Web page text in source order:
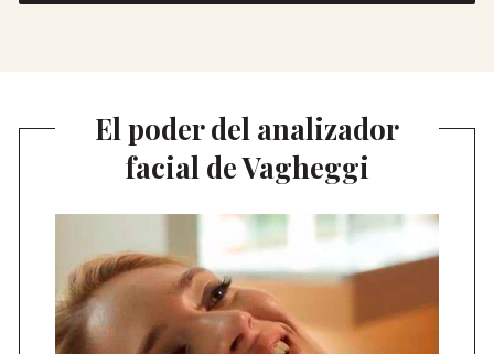
El poder del analizador
facial de Vagheggi